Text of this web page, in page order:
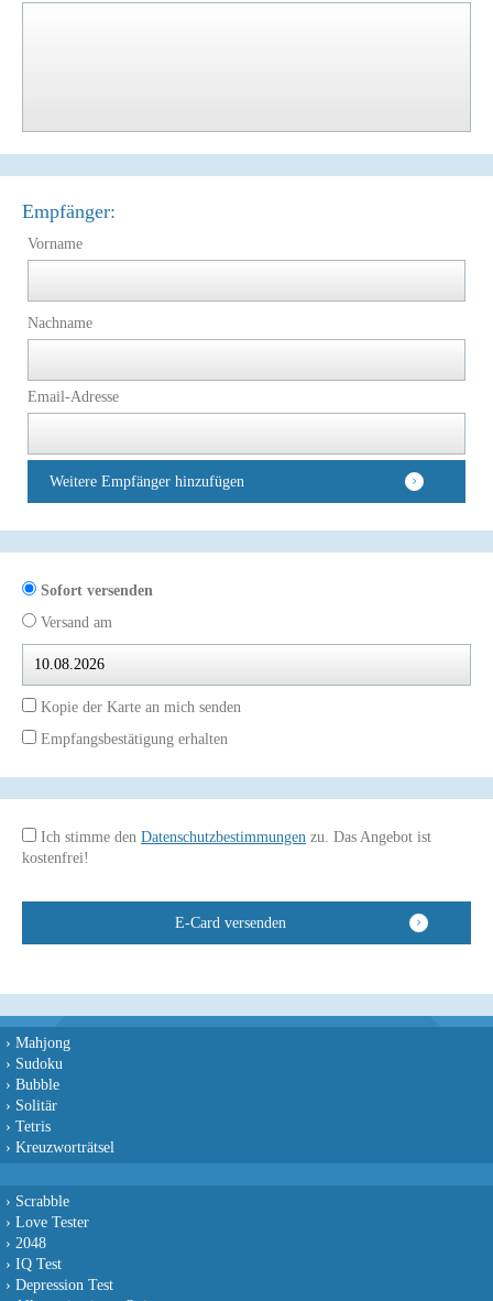
Empfänger:
Vorname
Nachname
Email-Adresse
Weitere Empfänger hinzufügen
Sofort versenden
Versand am
Kopie der Karte an mich senden
Empfangsbestätigung erhalten
Ich stimme den Datenschutzbestimmungen zu. Das Angebot ist
kostenfrei!
› Mahjong
› Sudoku
› Bubble
› Solitär
› Tetris
› Kreuzworträtsel
› Scrabble
› Love Tester
› 2048
› IQ Test
› Depression Test